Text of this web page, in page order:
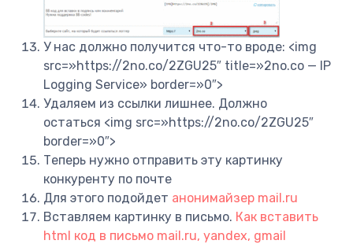
У нас должно получится что-то вроде: <img
src=»https://2no.co/2ZGU25″ title=»2no.co — IP
Logging Service» border=»0″>
Удаляем из ссылки лишнее. Должно
остаться <img src=»https://2no.co/2ZGU25″
border=»0″>
Теперь нужно отправить эту картинку
конкуренту по почте
Для этого подойдет анонимайзер mail.ru
Вставляем картинку в письмо. Как вставить
html код в письмо mail.ru, yandex, gmail